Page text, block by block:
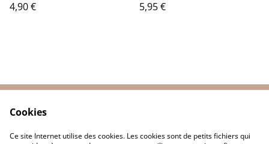
4,90 € 5,95 €
Politique de
Politique de cookies
Cookies
Ce site Internet utilise des cookies. Les cookies sont de petits fichiers qui